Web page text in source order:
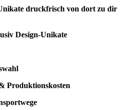
druckfrisch von dort zu dir
Design-Unikate
Produktionskosten